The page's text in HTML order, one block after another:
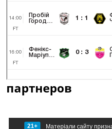
партнеров
21+ Матеріали сайту